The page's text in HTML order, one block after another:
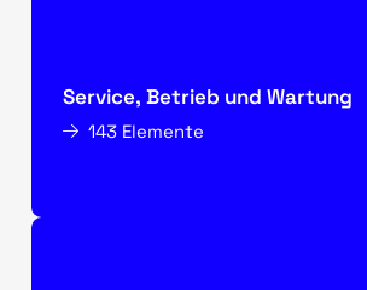
Service, Betrieb und Wartung
143 Elemente